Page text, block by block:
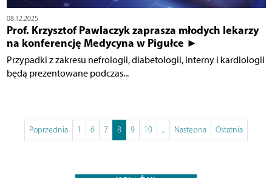
08.12.2025
Prof. Krzysztof Pawlaczyk zaprasza młodych lekarzy
na konferencję Medycyna w Pigułce ►
Przypadki z zakresu nefrologii, diabetologii, interny i kardiologii
będą prezentowane podczas...
Poprzednia 1 6 7 8 9 10 ... Następna Ostatnia